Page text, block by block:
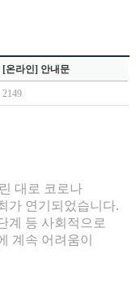
[온라인] 안내문
대로 코로나
가 연기되었습니다.
계 등 사회적으로
계속 어려움이